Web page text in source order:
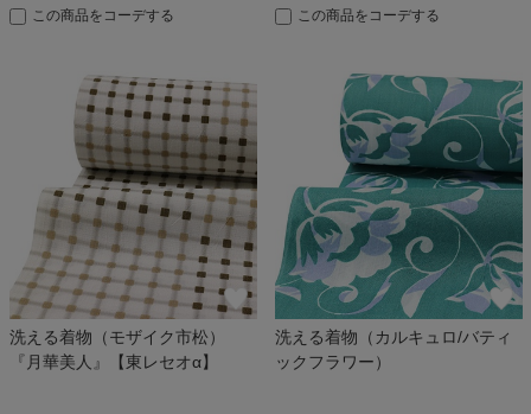
この商品をコーデする この商品をコーデする
洗える着物（モザイク市松）
『月華美人』【東レセオα】
洗える着物（カルキュロ/バティ
ックフラワー）